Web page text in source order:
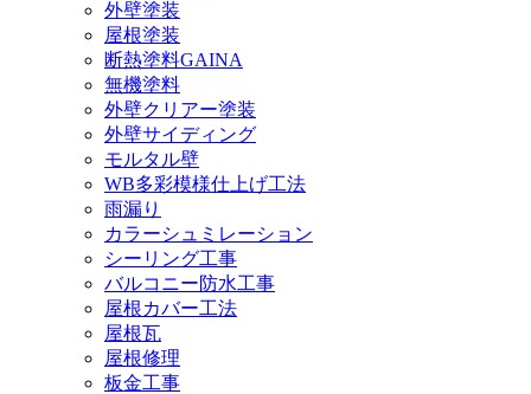
外壁塗装
屋根塗装
断熱塗料GAINA
無機塗料
外壁クリアー塗装
外壁サイディング
モルタル壁
WB多彩模様仕上げ工法
雨漏り
カラーシュミレーション
シーリング工事
バルコニー防水工事
屋根カバー工法
屋根瓦
屋根修理
板金工事